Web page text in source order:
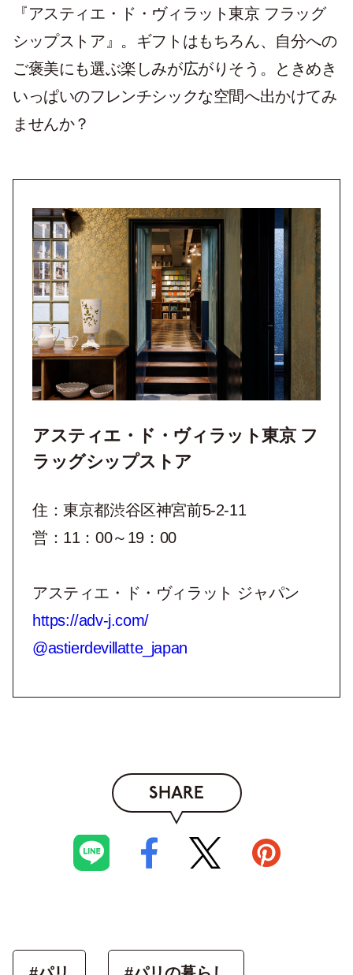
『アスティエ・ド・ヴィラット東京 フラッグ
シップストア』。ギフトはもちろん、自分への
ご褒美にも選ぶ楽しみが広がりそう。ときめき
いっぱいのフレンチシックな空間へ出かけてみ
ませんか？
アスティエ・ド・ヴィラット東京 フ
ラッグシップストア
住：東京都渋谷区神宮前5-2-11
営：11：00～19：00
アスティエ・ド・ヴィラット ジャパン
https://adv-j.com/
@astierdevillatte_japan
SHARE